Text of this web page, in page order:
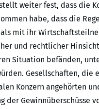
weiter fest, dass die
habe, dass die
mit ihr
und rechtlicher
Situation befänden,
Gesellschaften, die
Konzern angehörten
der Gewinnüberschüsse